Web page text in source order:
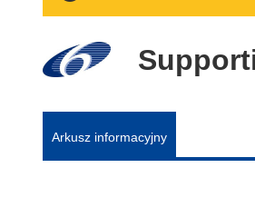
Arkusz informacyjny